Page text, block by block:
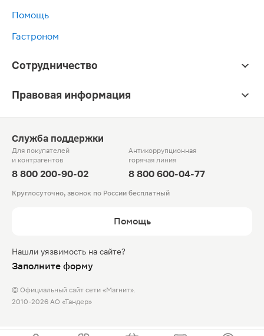
Помощь
Гастроном
Сотрудничество
Правовая информация
Служба поддержки
Для покупателей
и контрагентов
8 800 200-90-02
Антикоррупционная
горячая линия
8 800 600-04-77
Круглосуточно, звонок по России бесплатный
Помощь
Нашли уязвимость на сайте?
Заполните форму
© Официальный сайт сети «Магнит».
2010-2026 АО «Тандер»